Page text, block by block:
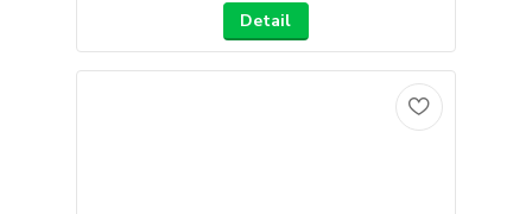
Detail